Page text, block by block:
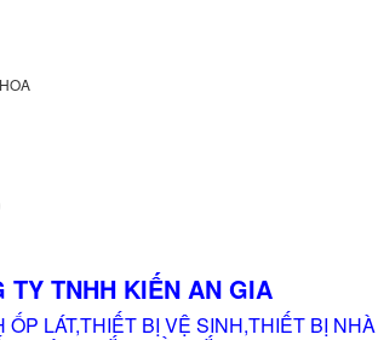
TY TNHH KIẾN AN GIA
ỐP LÁT,THIẾT BỊ VỆ SINH,THIẾT BỊ NHÀ